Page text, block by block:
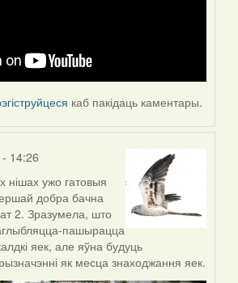
каб пакідаць каментары.
14:26
нішах ужо гатовыя
добра бачна
2. Зразумела, што
пашырацца
яек, але яўна будуць
як месца знаходжання яек.